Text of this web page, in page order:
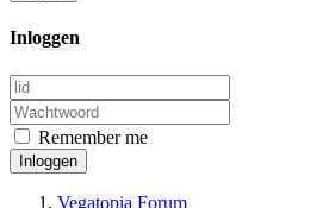
Inloggen
Remember me
Inloggen
Vegatopia Forum